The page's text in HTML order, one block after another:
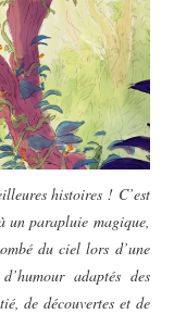
histoires ! C’est
un parapluie magique,
du ciel lors d’une
adaptés des
de découvertes et de